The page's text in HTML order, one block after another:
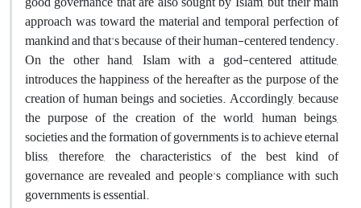
approach was toward the material and temporal perfection of
mankind and that's because of their human-centered tendency.
On the other hand, Islam with a god-centered attitude,
introduces the happiness of the hereafter as the purpose of the
creation of human beings and societies. Accordingly, because
the purpose of the creation of the world, human beings,
societies and the formation of governments is to achieve eternal
bliss, therefore, the characteristics of the best kind of
governance are revealed and people's compliance with such
governments is essential.